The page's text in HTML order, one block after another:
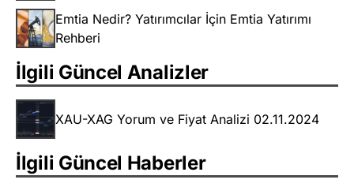
Emtia Nedir? Yatırımcılar İçin Emtia Yatırımı
Rehberi
İlgili Güncel Analizler
XAU-XAG Yorum ve Fiyat Analizi 02.11.2024
İlgili Güncel Haberler